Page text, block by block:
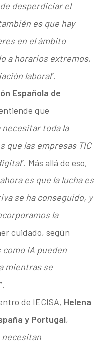
desperdiciar el
es que hay
en el ámbito
a horarios extremos,
laboral”.
Española de
que
toda la
que las empresas TIC
”. Más allá de eso,
es que la lucha es
se ha conseguido, y
la
cuidado, según
IA pueden
mientras se
”.
de IECISA, Helena
y Portugal,
necesitan